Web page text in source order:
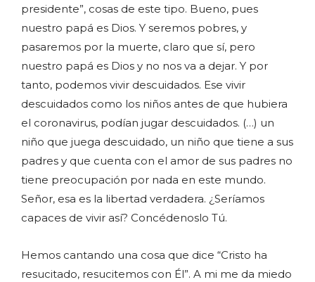
presidente”, cosas de este tipo. Bueno, pues
nuestro papá es Dios. Y seremos pobres, y
pasaremos por la muerte, claro que sí, pero
nuestro papá es Dios y no nos va a dejar. Y por
tanto, podemos vivir descuidados. Ese vivir
descuidados como los niños antes de que hubiera
el coronavirus, podían jugar descuidados. (…) un
niño que juega descuidado, un niño que tiene a sus
padres y que cuenta con el amor de sus padres no
tiene preocupación por nada en este mundo.
Señor, esa es la libertad verdadera. ¿Seríamos
capaces de vivir así? Concédenoslo Tú.
Hemos cantando una cosa que dice “Cristo ha
resucitado, resucitemos con Él”. A mi me da miedo